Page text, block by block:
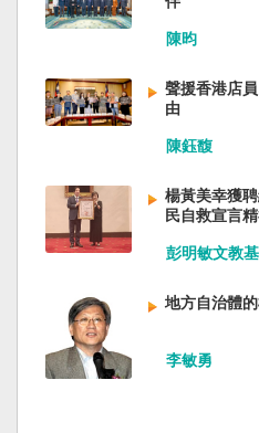
家。 一九四五年八一五
迷障中做了錯誤的選擇
的台灣，要走向新歷史
好好建構我們尚未正常
美、豐裕而堅強，在太
意收拾「中華民國」這
銘的國號，台灣也會尊
史的了結，寫下句點。
起造一個對「中國」不
（作者是詩人）
與日本都會投入軍事力
自衛隊在大型災害時能
防、搜救與緊急醫療體
變與資源調度，警察則
與災區管理。真正成熟
期推動全民防災教育與
考。但學習日本並非照
立符合台灣社會條件的
不只是讓人民在災害中
的防災制度，不是要求
而是讓人民相信：當他
會接住他們。
陳昀
聲援香港店
由
陳鈺馥
楊黃美幸獲
民自救宣言
彭明敏文教
地方自治體
李敏勇